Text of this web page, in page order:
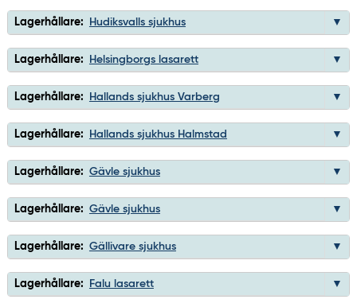
Lagerhållare: Hudiksvalls sjukhus
Lagerhållare: Helsingborgs lasarett
Lagerhållare: Hallands sjukhus Varberg
Lagerhållare: Hallands sjukhus Halmstad
Lagerhållare: Gävle sjukhus
Lagerhållare: Gävle sjukhus
Lagerhållare: Gällivare sjukhus
Lagerhållare: Falu lasarett